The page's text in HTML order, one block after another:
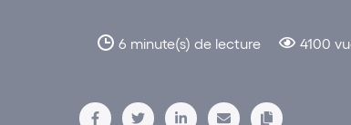
6 minute(s) de lecture 4100